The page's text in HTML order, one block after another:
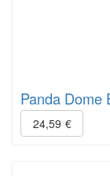
Panda Dome
24,59 €